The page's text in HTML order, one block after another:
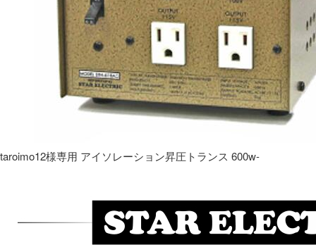
taroimo12様専用 アイソレーション昇圧トランス 600w-